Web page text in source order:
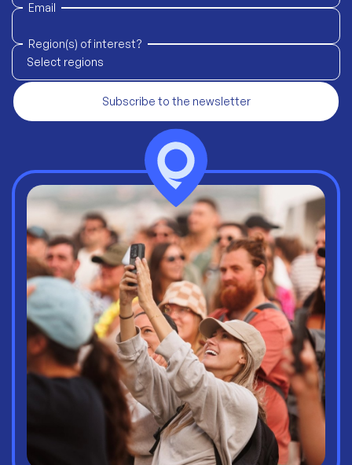
Email
Region(s) of interest?
Select regions
Subscribe to the newsletter